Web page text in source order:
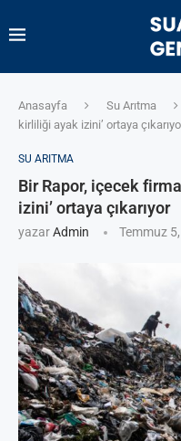
Anasayfa Su Arıtma
kirliliği ayak izini’ ortaya
SU ARITMA
Bir Rapor, içecek
izini’ ortaya çıkarıyor
yazarAdmin Temmuz